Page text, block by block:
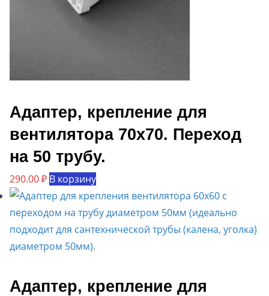
Адаптер, крепление для
вентилятора 70х70. Переход
на 50 трубу.
290.00₽ В корзину
Адаптер, крепление для